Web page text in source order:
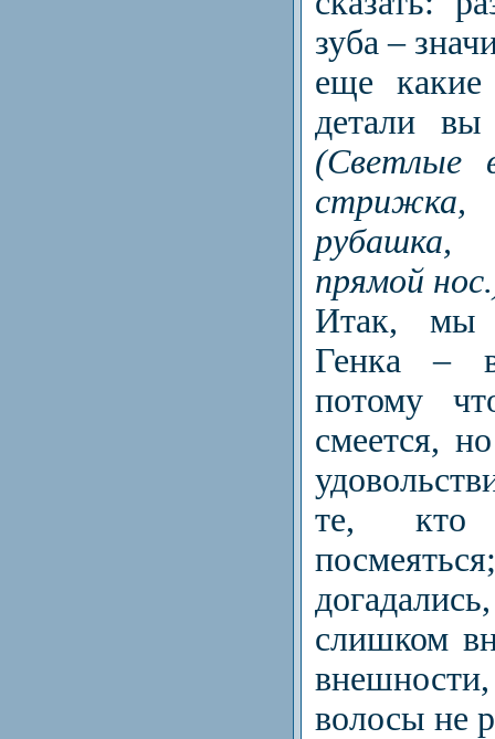
зуба –
еще
детали вы
(Светлые
прямой
Итак, мы
Генка –
потому
смеется,
те, кто
слишком
внешности,
волосы не